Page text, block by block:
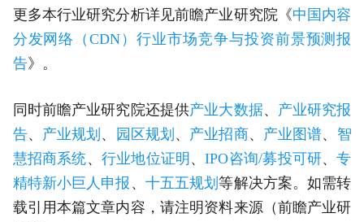
更多本行业研究分析详见前瞻产业研究院《中国内容
分发网络（CDN）行业市场竞争与投资前景预测报
告》。
同时前瞻产业研究院还提供产业大数据、 产业研究报
告、 产业规划 、 园区规划 、 产业招商、 产业图谱、 智
慧招商系统、 行业地位证明 、IPO咨询/募投可研、专
精特新小巨人申报 、 十五五规划等解决方案。如需转
载引用本篇文章内容，请注明资料来源（前瞻产业研